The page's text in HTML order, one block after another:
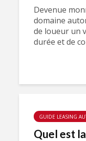
Devenue
domaine
de loueur un
durée et de
GUIDE LEASING
Quel est